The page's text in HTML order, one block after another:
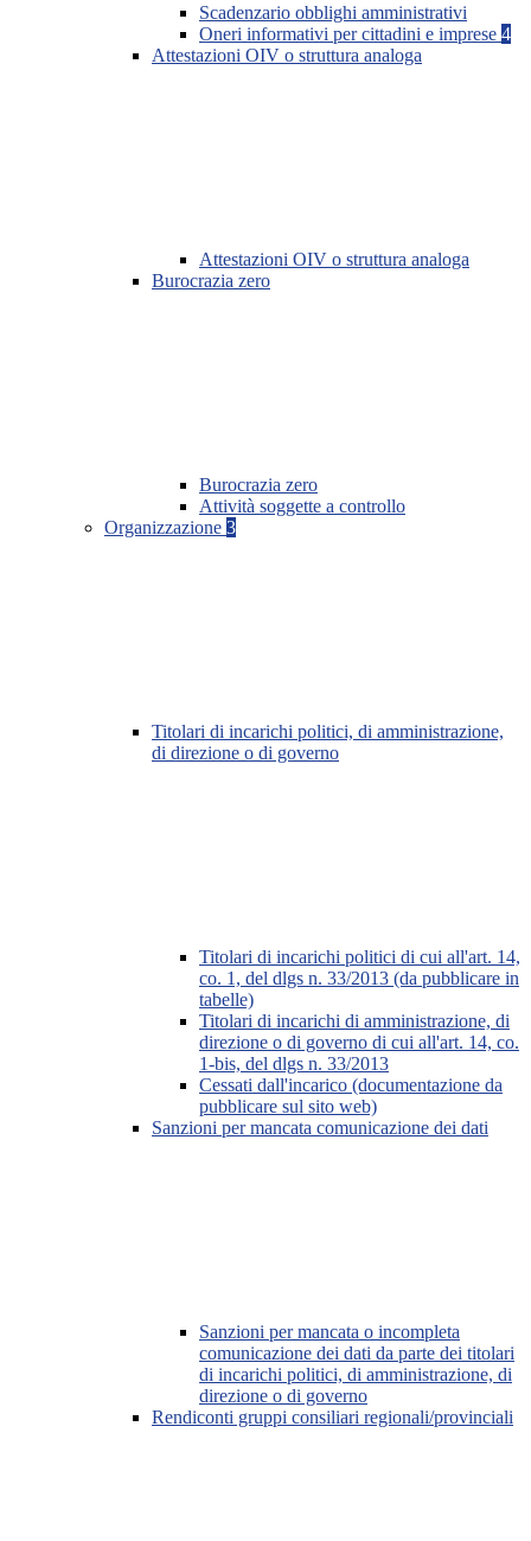
Scadenzario obblighi amministrativi
Oneri informativi per cittadini e imprese 4
Attestazioni OIV o struttura analoga
Attestazioni OIV o struttura analoga
Burocrazia zero
Burocrazia zero
Attività soggette a controllo
Organizzazione 3
Titolari di incarichi politici, di amministrazione,
di direzione o di governo
Titolari di incarichi politici di cui all'art. 14,
co. 1, del dlgs n. 33/2013 (da pubblicare in
tabelle)
Titolari di incarichi di amministrazione, di
direzione o di governo di cui all'art. 14, co.
1-bis, del dlgs n. 33/2013
Cessati dall'incarico (documentazione da
pubblicare sul sito web)
Sanzioni per mancata comunicazione dei dati
Sanzioni per mancata o incompleta
comunicazione dei dati da parte dei titolari
di incarichi politici, di amministrazione, di
direzione o di governo
Rendiconti gruppi consiliari regionali/provinciali